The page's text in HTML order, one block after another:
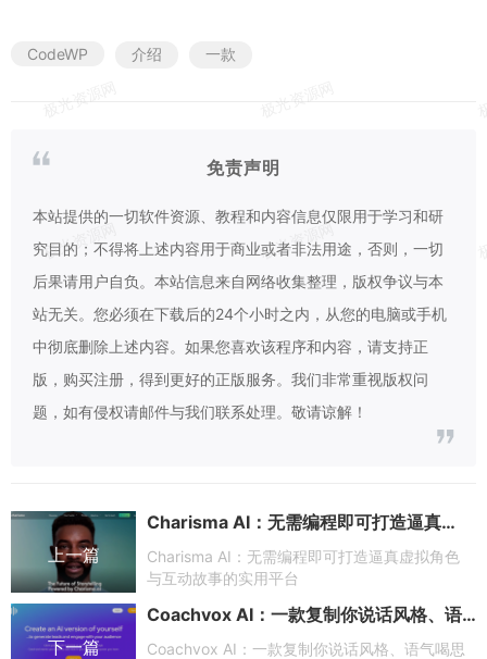
CodeWP 介绍 一款
免责声明
本站提供的一切软件资源、教程和内容信息仅限用于学习和研
究目的；不得将上述内容用于商业或者非法用途，否则，一切
后果请用户自负。本站信息来自网络收集整理，版权争议与本
站无关。您必须在下载后的24个小时之内，从您的电脑或手机
中彻底删除上述内容。如果您喜欢该程序和内容，请支持正
版，购买注册，得到更好的正版服务。我们非常重视版权问
题，如有侵权请邮件与我们联系处理。敬请谅解！
上一篇
Charisma AI：无需编程即可打造逼真虚拟角色与互动故事的实用平台
Charisma AI：无需编程即可打造逼真虚拟角色
与互动故事的实用平台
下一篇
Coachvox AI：一款复制你说话风格、语气喝思考逻辑的可以替你干活的数字分身AI工具人
Coachvox AI：一款复制你说话风格、语气喝思